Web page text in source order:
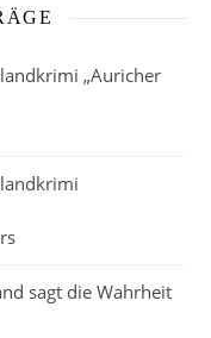
„Auricher
sagt die Wahrheit